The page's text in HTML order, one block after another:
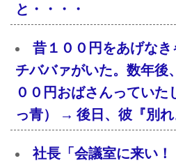
と・・・・
昔１００円をあげな
チババァがいた。数年後
００円おばさんっていた
っ青） → 後日、彼『別れ
社長「会議室に来い！